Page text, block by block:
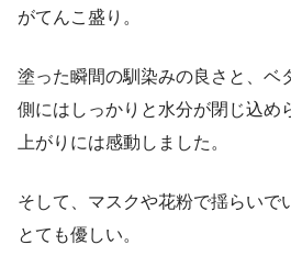
がてんこ盛り。
塗った瞬間の馴染みの良さと、ベ
側にはしっかりと水分が閉じ込め
上がりには感動しました。
そして、マスクや花粉で揺らいで
とても優しい。